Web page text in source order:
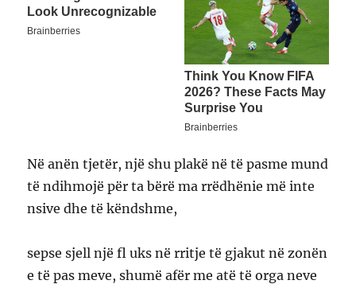
Në anën tjetër, një shu plakë në të pasme mund
të ndihmojë për ta bërë ma rrëdhënie më inte
nsive dhe të këndshme,
sepse sjell një fl uks në rritje të gjakut në zonën
e të pas meve, shumë afër me atë të orga neve